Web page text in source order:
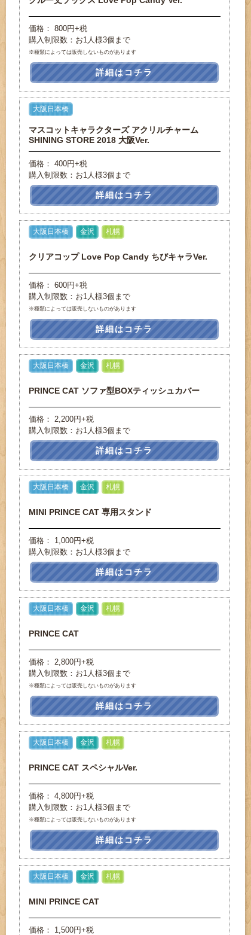
価格： 800円+税
購入制限数：お1人様3個まで
※種類によっては販売しないものがあります
詳細はコチラ
大阪日本橋
マスコットキャラクターズ アクリルチャーム
SHINING STORE 2018 大阪Ver.
価格： 400円+税
購入制限数：お1人様3個まで
詳細はコチラ
大阪日本橋 金沢 札幌
クリアコップ Love Pop Candy ちびキャラVer.
価格： 600円+税
購入制限数：お1人様3個まで
※種類によっては販売しないものがあります
詳細はコチラ
大阪日本橋 金沢 札幌
PRINCE CAT ソファ型BOXティッシュカバー
価格： 2,200円+税
購入制限数：お1人様3個まで
詳細はコチラ
大阪日本橋 金沢 札幌
MINI PRINCE CAT 専用スタンド
価格： 1,000円+税
購入制限数：お1人様3個まで
詳細はコチラ
大阪日本橋 金沢 札幌
PRINCE CAT
価格： 2,800円+税
購入制限数：お1人様3個まで
※種類によっては販売しないものがあります
詳細はコチラ
大阪日本橋 金沢 札幌
PRINCE CAT スペシャルVer.
価格： 4,800円+税
購入制限数：お1人様3個まで
※種類によっては販売しないものがあります
詳細はコチラ
大阪日本橋 金沢 札幌
MINI PRINCE CAT
価格： 1,500円+税